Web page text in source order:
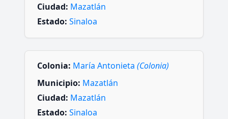
Ciudad: Mazatlán
Estado: Sinaloa
Colonia: María Antonieta (Colonia)
Municipio: Mazatlán
Ciudad: Mazatlán
Estado: Sinaloa